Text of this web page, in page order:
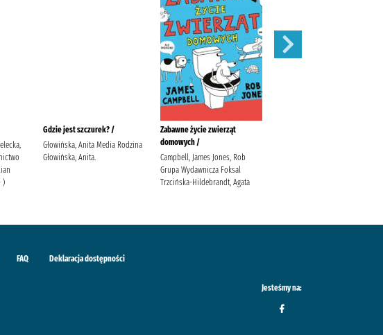
)
Gdzie jest szczurek? /
Głowińska, Anita Media Rodzina
Głowińska, Anita.
Zabawne życie zwierząt
domowych /
Campbell, James Jones, Rob
Grupa Wydawnicza Foksal
Trzcińska-Hildebrandt, Agata
FAQ Deklaracja dostępności
Jesteśmy na: